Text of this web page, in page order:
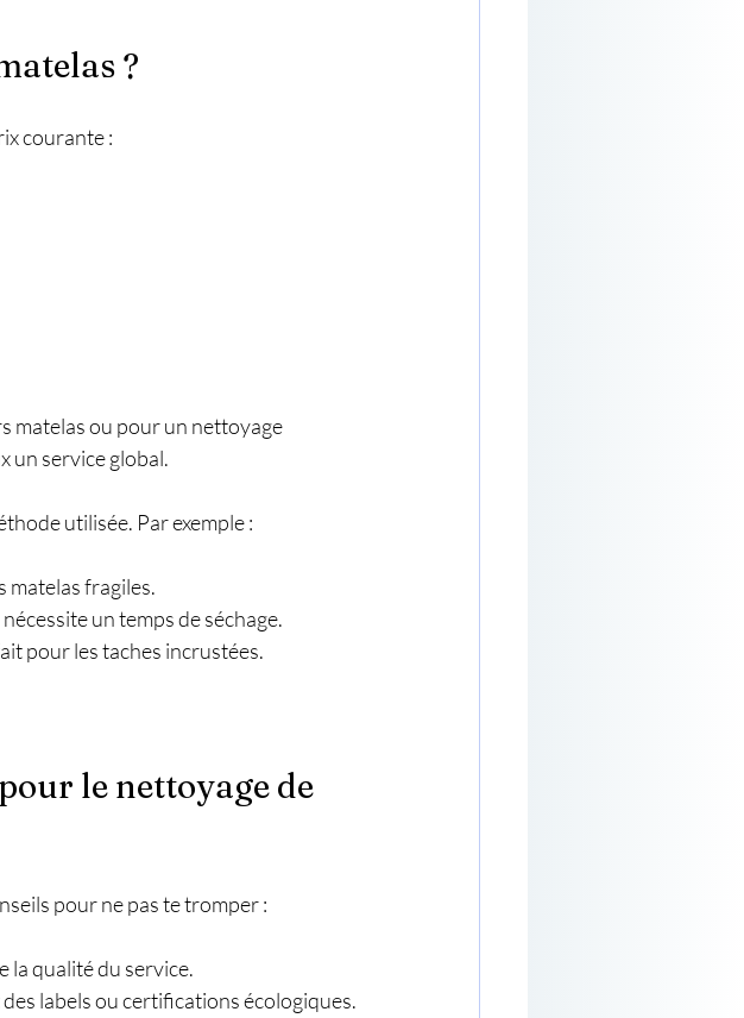
?
courante :
matelas ou pour un nettoyage
un service global.
utilisée. Par exemple :
matelas fragiles.
un temps de séchage.
pour les taches incrustées.
le nettoyage de
pour ne pas te tromper :
la qualité du service.
labels ou certifications écologiques.